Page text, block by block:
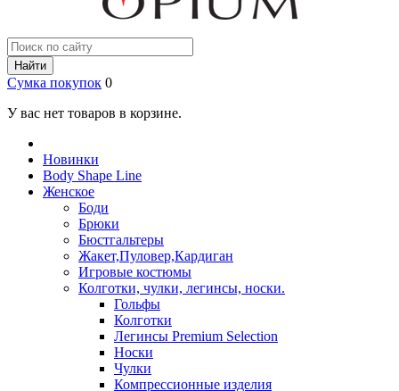
Найти
Сумка покупок 0
У вас нет товаров в корзине.
Новинки
Body Shape Line
Женское
Боди
Брюки
Бюстгальтеры
Жакет,Пуловер,Кардиган
Игровые костюмы
Колготки, чулки, легинсы, носки.
Гольфы
Колготки
Легинсы Premium Selection
Носки
Чулки
Компрессионные изделия